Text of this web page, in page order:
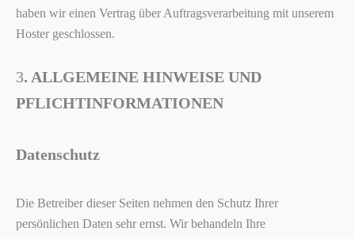
haben wir einen Vertrag über Auftragsverarbeitung mit unserem
Hoster geschlossen.
3. ALLGEMEINE HINWEISE UND
PFLICHTINFORMATIONEN
Datenschutz
Die Betreiber dieser Seiten nehmen den Schutz Ihrer
persönlichen Daten sehr ernst. Wir behandeln Ihre